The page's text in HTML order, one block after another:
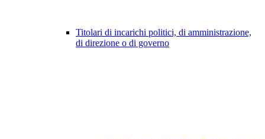
Titolari di incarichi politici, di amministrazione,
di direzione o di governo